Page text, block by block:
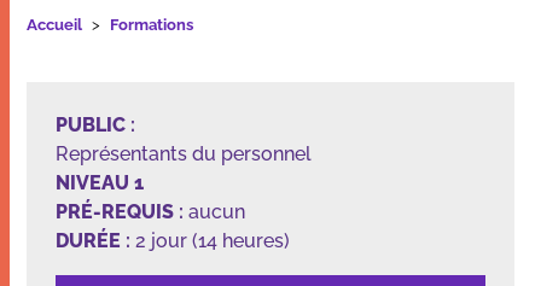
Formations
Nos applications et outils
Accueil Formations
PUBLIC :
Représentants du personnel
NIVEAU 1
PRÉ-REQUIS :aucun
DURÉE : 2 jour (14 heures)